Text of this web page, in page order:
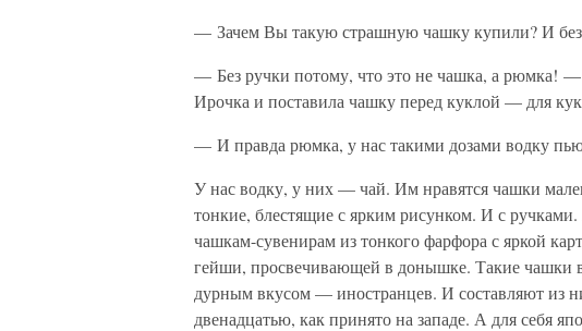
— Зачем Вы такую страшную чашку купили? И
— Без ручки потому, что это не чашка, а рюмка! —
Ирочка и поставила чашку перед куклой — для
— И правда рюмка, у нас такими дозами водку
У нас водку, у них — чай. Им нравятся чашки
тонкие, блестящие с ярким рисунком. И с
чашкам-сувенирам из тонкого фарфора с яркой
гейши, просвечивающей в донышке. Такие чашки
дурным вкусом — иностранцев. И составляют из
двенадцатью, как принято на западе. А для себя